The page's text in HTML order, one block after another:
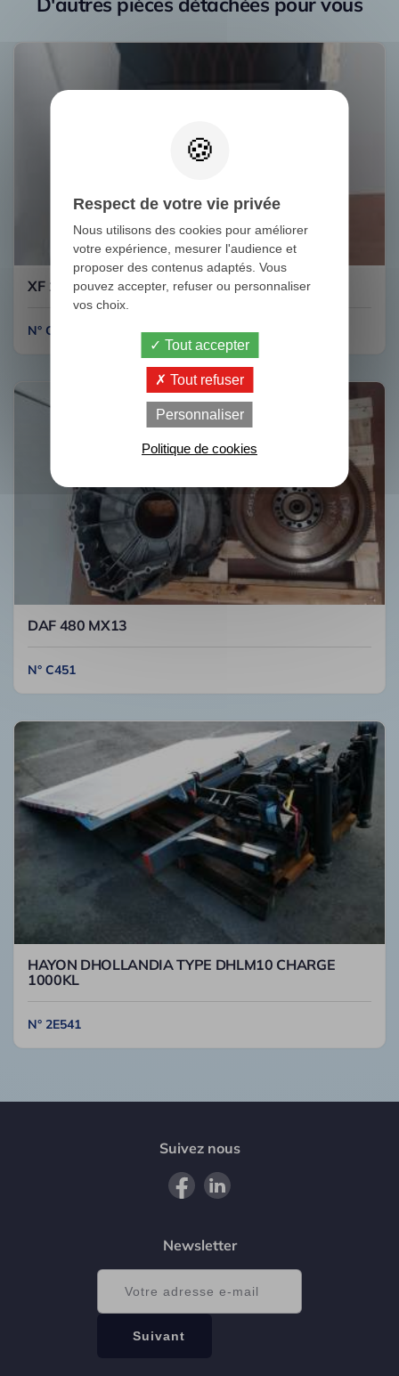
XF 106 480 SIEGE CONDUCTEUR DAF
N° C141B
DAF 480 MX13
N° C451
HAYON DHOLLANDIA TYPE DHLM10 CHARGE
1000KL
N° 2E541
Suivez nous
Newsletter
Respect de votre vie privée
Nous utilisons des cookies pour améliorer
votre expérience, mesurer l'audience et
proposer des contenus adaptés. Vous
pouvez accepter, refuser ou personnaliser
vos choix.
Tout accepter
Tout refuser
Personnaliser
Politique de cookies